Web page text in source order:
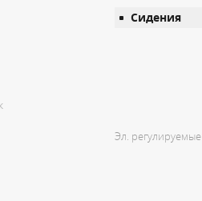
Сидения
Эл. регулируемые